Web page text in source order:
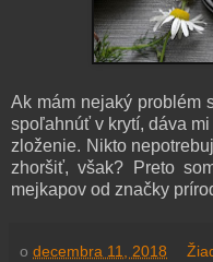
Ak mám nejaký problém
spoľahnúť v krytí, dáva
zloženie. Nikto
zhoršiť, však? Preto
mejkapov od značky
o decembra 11, 2018